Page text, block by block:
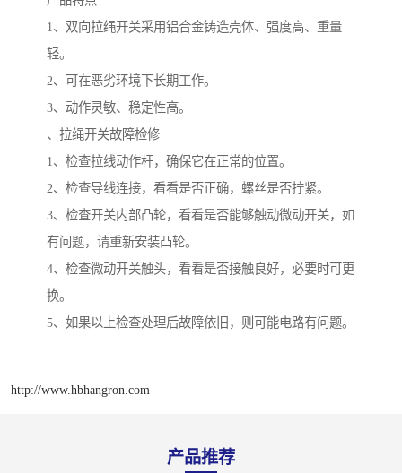
1、双向拉绳开关采用铝合金铸造壳体、强度高、重量
轻。
2、可在恶劣环境下长期工作。
3、动作灵敏、稳定性高。
、拉绳开关故障检修
1、检查拉线动作杆，确保它在正常的位置。
2、检查导线连接，看看是否正确，螺丝是否拧紧。
3、检查开关内部凸轮，看看是否能够触动微动开关，如
有问题，请重新安装凸轮。
4、检查微动开关触头，看看是否接触良好，必要时可更
换。
5、如果以上检查处理后故障依旧，则可能电路有问题。
http://www.hbhangron.com
产品推荐